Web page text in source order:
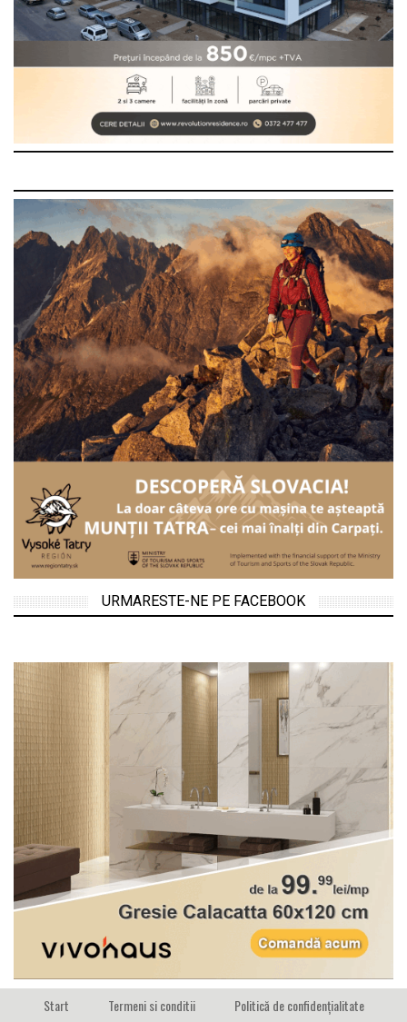
URMARESTE-NE PE FACEBOOK
Start Termeni si conditii
Politică de confidențialitate